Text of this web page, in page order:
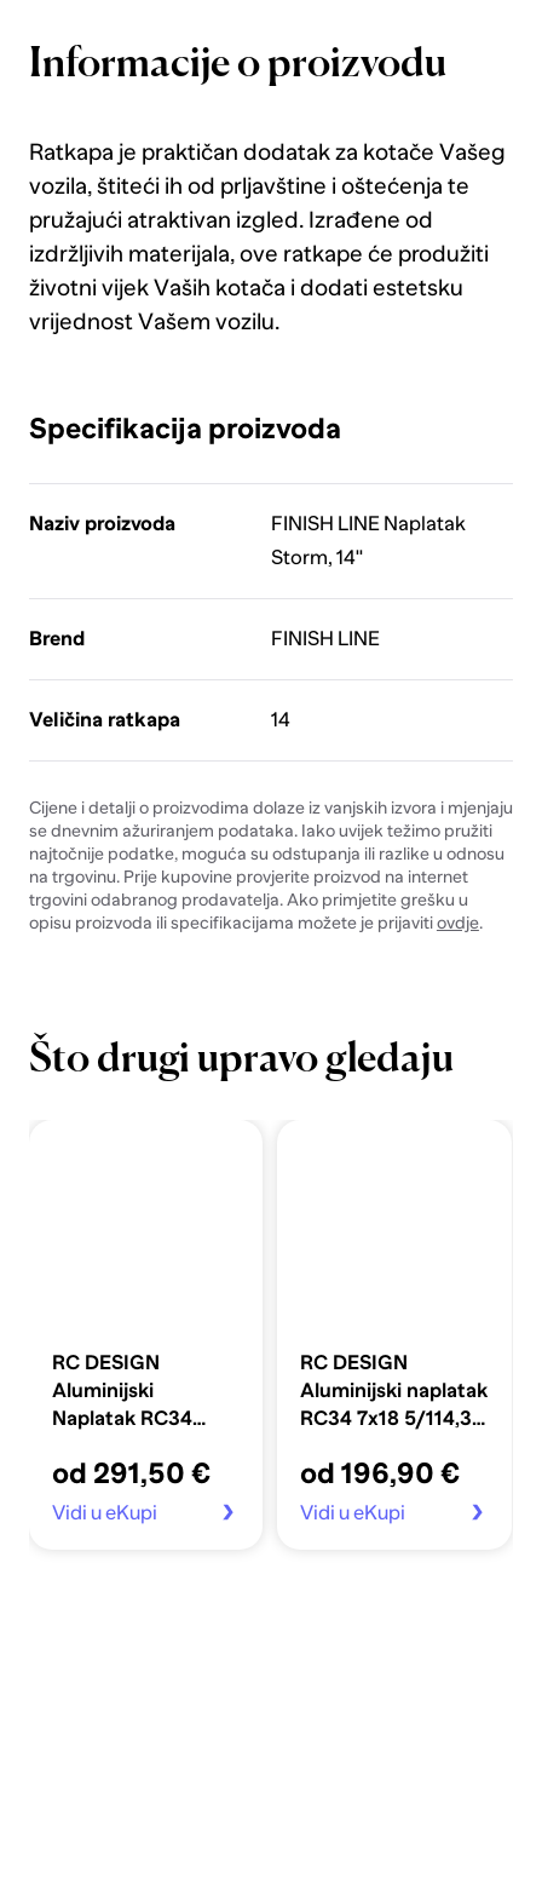
Informacije o proizvodu
Ratkapa je praktičan dodatak za kotače Vašeg
vozila, štiteći ih od prljavštine i oštećenja te
pružajući atraktivan izgled. Izrađene od
izdržljivih materijala, ove ratkape će produžiti
životni vijek Vaših kotača i dodati estetsku
vrijednost Vašem vozilu.
Specifikacija proizvoda
Naziv proizvoda
FINISH LINE Naplatak
Storm, 14''
Brend FINISH LINE
Veličina ratkapa 14
Cijene i detalji o proizvodima dolaze iz vanjskih izvora i mjenjaju
se dnevnim ažuriranjem podataka. Iako uvijek težimo pružiti
najtočnije podatke, moguća su odstupanja ili razlike u odnosu
na trgovinu. Prije kupovine provjerite proizvod na internet
trgovini odabranog prodavatelja. Ako primjetite grešku u
opisu proizvoda ili specifikacijama možete je prijavitiovdje.
Što drugi upravo gledaju
RC DESIGN
Aluminijski
Naplatak RC34
sgvp sjajna polirana
crna
od 291,50 €
Vidi u eKupi
RC DESIGN
Aluminijski naplatak
RC34 7x18 5/114,3
od 196,90 €
Vidi u eKupi